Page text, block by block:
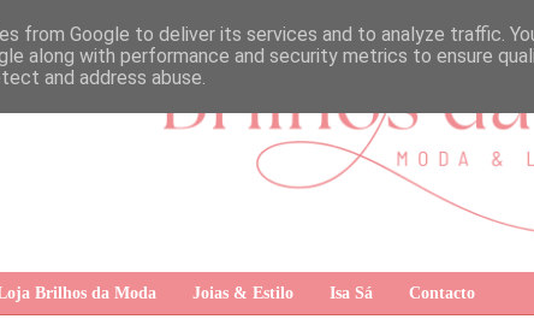
Brilhos da Moda Joias & Estilo Isa Sá Contacto
from Google to deliver its services and to analyze traffic.
along with performance and security metrics to ensure
and address abuse.